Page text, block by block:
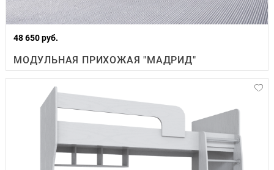
48 650 руб.
МОДУЛЬНАЯ ПРИХОЖАЯ "МАДРИД"